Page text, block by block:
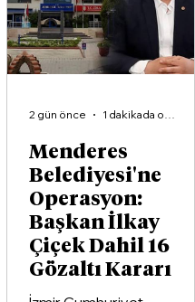
Menderes
Belediyesi'ne
Operasyon:
Başkan İlkay
Çiçek Dahil 16
Gözaltı Kararı
2 gün önce 1 dakikada okunur